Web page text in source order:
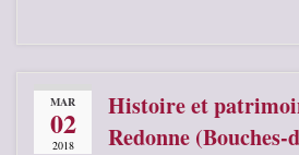
MAR
02
2018
Histoire et
Redonne (Bouches-